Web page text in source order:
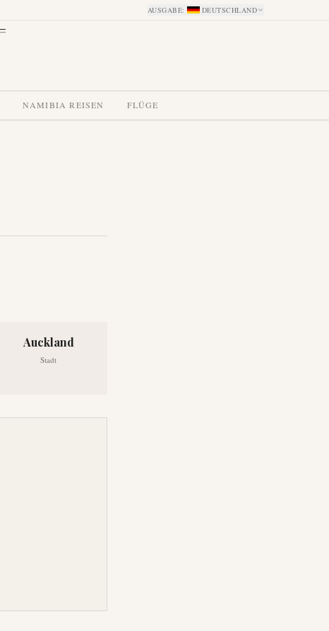
AUSGABE: DEUTSCHLAND
NAMIBIA REISEN FLÜGE
Auckland
Stadt